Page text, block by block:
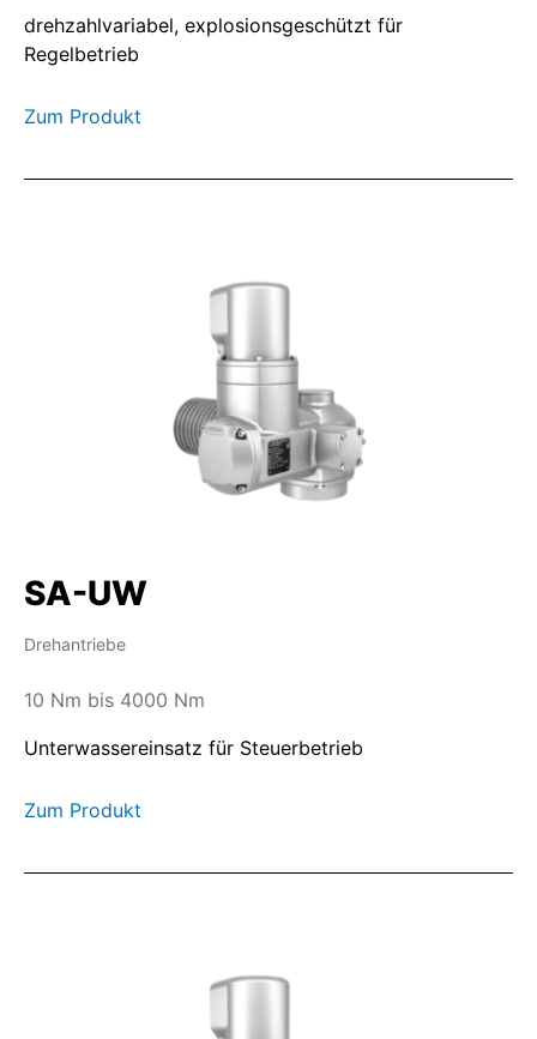
drehzahlvariabel, explosionsgeschützt für
Regelbetrieb
Zum Produkt
SA-UW
Drehantriebe
10 Nm bis 4000 Nm
Unterwassereinsatz für Steuerbetrieb
Zum Produkt